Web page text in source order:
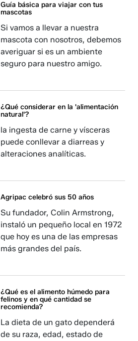
Guía básica para viajar con tus
mascotas
Si vamos a llevar a nuestra
mascota con nosotros, debemos
averiguar si es un ambiente
seguro para nuestro amigo.
¿Qué considerar en la 'alimentación
natural'?
la ingesta de carne y vísceras
puede conllevar a diarreas y
alteraciones analíticas.
Agripac celebró sus 50 años
Su fundador, Colin Armstrong,
instaló un pequeño local en 1972
que hoy es una de las empresas
más grandes del país.
¿Qué es el alimento húmedo para
felinos y en qué cantidad se
recomienda?
La dieta de un gato dependerá
de su raza, edad, estado de